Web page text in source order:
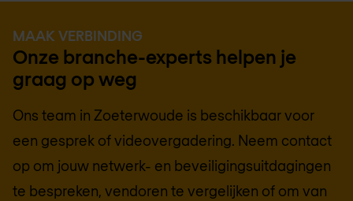
MAAK VERBINDING
Onze branche-experts helpen je
graag op weg
Ons team in Zoeterwoude is beschikbaar voor
een gesprek of videovergadering. Neem contact
op om jouw netwerk- en beveiligingsuitdagingen
te bespreken, vendoren te vergelijken of om van